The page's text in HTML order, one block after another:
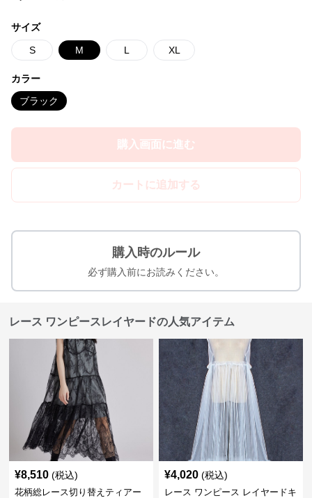
サイズ
S M L XL
カラー
ブラック
購入画面に進む
カートに追加する
購入時のルール
必ず購入前にお読みください。
レース ワンピースレイヤードの人気アイテム
¥8,510 (税込)
花柄総レース切り替えティアー
¥4,020 (税込)
レース ワンピース レイヤードキ